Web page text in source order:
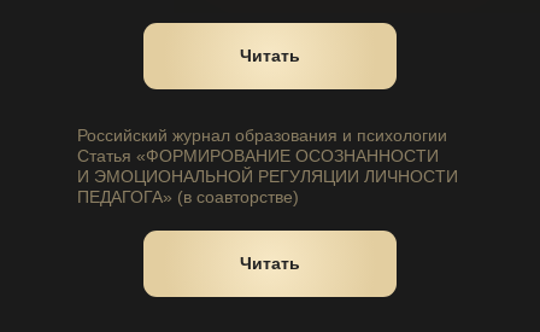
Российский журнал образования и психологии
Статья «ФОРМИРОВАНИЕ ОСОЗНАННОСТИ
И ЭМОЦИОНАЛЬНОЙ РЕГУЛЯЦИИ ЛИЧНОСТИ
ПЕДАГОГА» (в соавторстве)
Читать
Читать